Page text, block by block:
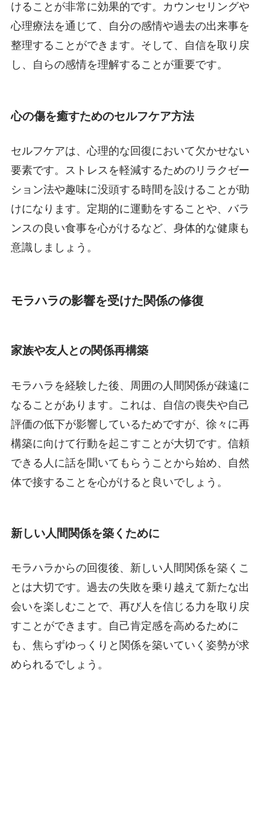
けることが非常に効果的です。カウンセリングや
心理療法を通じて、自分の感情や過去の出来事を
整理することができます。そして、自信を取り戻
し、自らの感情を理解することが重要です。
心の傷を癒すためのセルフケア方法
セルフケアは、心理的な回復において欠かせない
要素です。ストレスを軽減するためのリラクゼー
ション法や趣味に没頭する時間を設けることが助
けになります。定期的に運動をすることや、バラ
ンスの良い食事を心がけるなど、身体的な健康も
意識しましょう。
モラハラの影響を受けた関係の修復
家族や友人との関係再構築
モラハラを経験した後、周囲の人間関係が疎遠に
なることがあります。これは、自信の喪失や自己
評価の低下が影響しているためですが、徐々に再
構築に向けて行動を起こすことが大切です。信頼
できる人に話を聞いてもらうことから始め、自然
体で接することを心がけると良いでしょう。
新しい人間関係を築くために
モラハラからの回復後、新しい人間関係を築くこ
とは大切です。過去の失敗を乗り越えて新たな出
会いを楽しむことで、再び人を信じる力を取り戻
すことができます。自己肯定感を高めるために
も、焦らずゆっくりと関係を築いていく姿勢が求
められるでしょう。